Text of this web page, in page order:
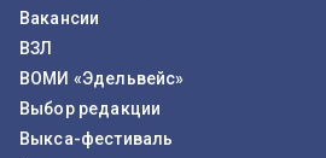
Вакансии
ВЗЛ
ВОМИ «Эдельвейс»
Выбор редакции
Выкса-фестиваль